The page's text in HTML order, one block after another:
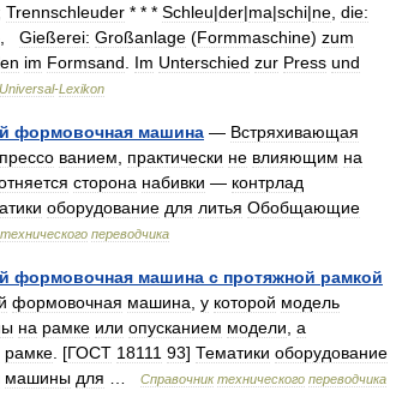
Trennschleuder * * * Schleu|der|ma|schi|ne die:
Gießerei: Großanlage (Formmaschine) zum
im Formsand Im Unterschied zur Press und
Universal-Lexikon
формовочная машина — Встряхивающая
прессо ванием практически не влияющим на
сторона набивки — контрлад
оборудование для литья Обобщающие
технического переводчика
формовочная машина с протяжной рамкой
формовочная машина у которой модель
на рамке или опусканием модели а
рамке . [ГОСТ 18111 93] Тематики оборудование
машины для Справочник технического переводчика